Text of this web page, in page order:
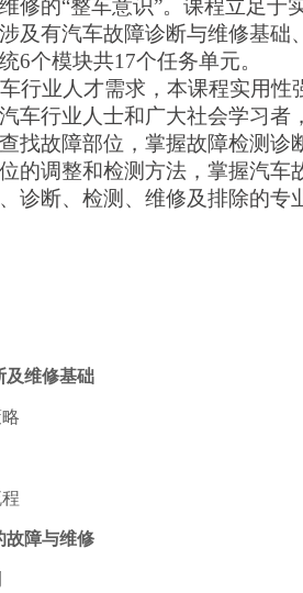
修的“整车意识”。课程立足
及有汽车故障诊断与维修基
6个模块共17个任务单元。
行业人才需求，本课程实用性
车行业人士和广大社会学习者
找故障部位，掌握故障检测
的调整和检测方法，掌握汽
诊断、检测、维修及排除的专
及维修基础
故障与维修